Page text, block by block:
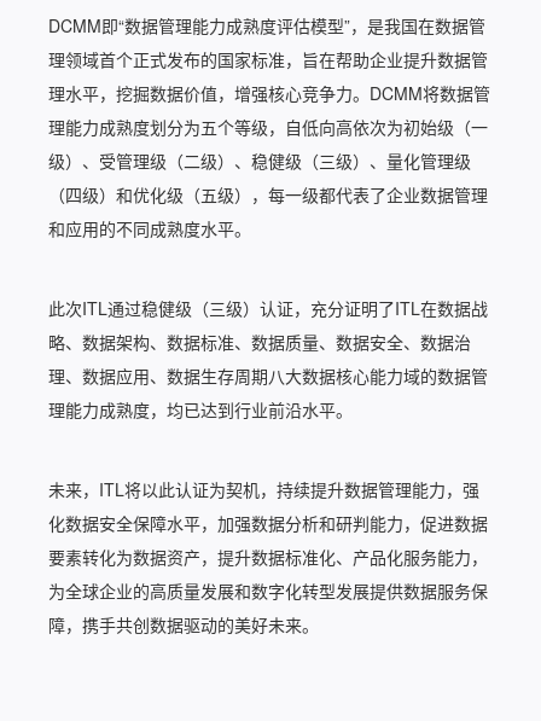
DCMM即“数据管理能力成熟度评估模型”，是我国在数据管
理领域首个正式发布的国家标准，旨在帮助企业提升数据管
理水平，挖掘数据价值，增强核心竞争力。DCMM将数据管
理能力成熟度划分为五个等级，自低向高依次为初始级（一
级）、受管理级（二级）、稳健级（三级）、量化管理级
（四级）和优化级（五级），每一级都代表了企业数据管理
和应用的不同成熟度水平。
此次ITL通过稳健级（三级）认证，充分证明了ITL在数据战
略、数据架构、数据标准、数据质量、数据安全、数据治
理、数据应用、数据生存周期八大数据核心能力域的数据管
理能力成熟度，均已达到行业前沿水平。
未来，ITL将以此认证为契机，持续提升数据管理能力，强
化数据安全保障水平，加强数据分析和研判能力，促进数据
要素转化为数据资产，提升数据标准化、产品化服务能力，
为全球企业的高质量发展和数字化转型发展提供数据服务保
障，携手共创数据驱动的美好未来。